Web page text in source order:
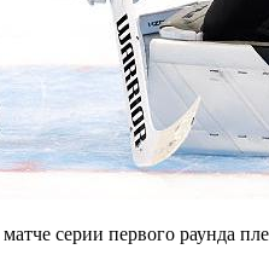
серии первого раунда